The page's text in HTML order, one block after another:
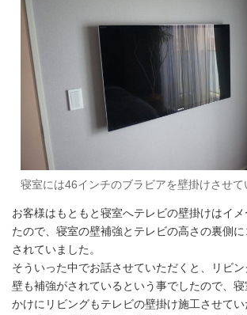
寝室には46インチのブラビアを壁掛けさせて
お客様はもともと寝室へテレビの壁掛けはイ
たので、寝室の壁補強とテレビの高さの裏側
されていました。
そういった中でお話させていただくと、リビ
壁も補強がされているという事でしたので、
かけにリビングもテレビの壁掛け施工させてい